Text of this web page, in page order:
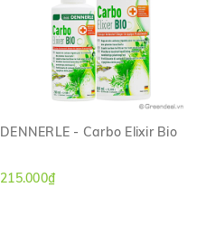
DENNERLE - Carbo Elixir Bio
215.000₫